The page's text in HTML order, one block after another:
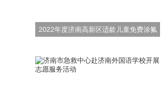
2022年度济南高新区适龄儿童免费涂氟